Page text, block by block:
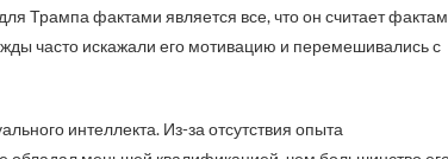
Трампа фактами является все, что он считает
часто искажали его мотивацию и перемешивались с
интеллекта. Из-за отсутствия опыта